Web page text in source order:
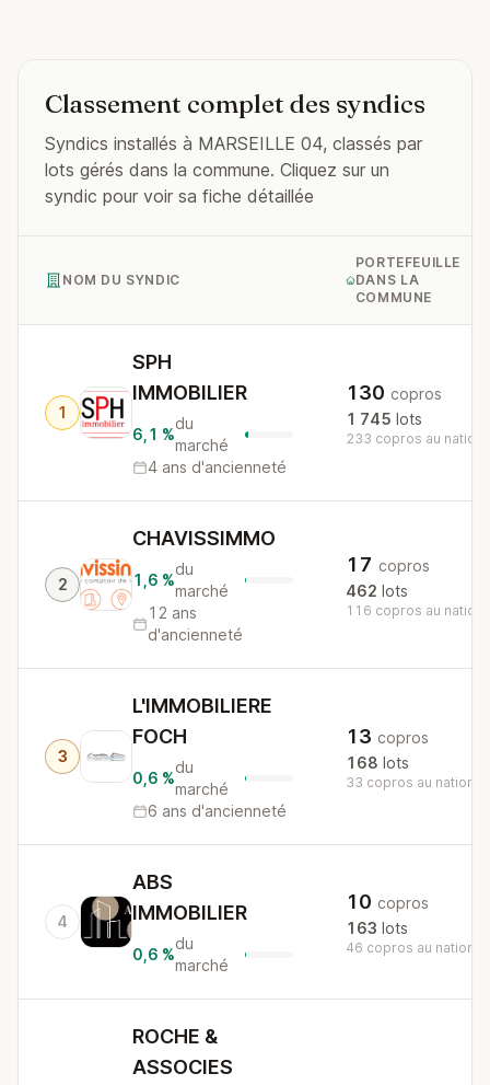
Classement complet des syndics
Syndics installés à MARSEILLE 04, classés par
lots gérés dans la commune. Cliquez sur un
syndic pour voir sa fiche détaillée
NOM DU SYNDIC
PORTEFEUILLE
DANS LA
COMMUNE
1
SPH
IMMOBILIER
6,1 %
du
marché
4 ans d'ancienneté
130 copros
1 745 lots
233 copros au
2
CHAVISSIMMO
1,6 %
du
marché
12 ans
d'ancienneté
17 copros
462 lots
116 copros au
3
L'IMMOBILIERE
FOCH
0,6 %
du
marché
6 ans d'ancienneté
13 copros
168 lots
33 copros au national
4
ABS
IMMOBILIER
0,6 %
du
marché
10 copros
163 lots
46 copros au national
ROCHE &
ASSOCIES